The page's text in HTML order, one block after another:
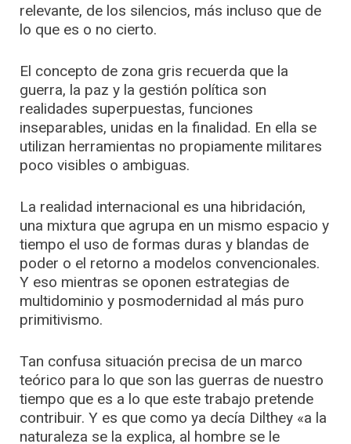
relevante, de los silencios, más incluso que de
lo que es o no cierto.
El concepto de zona gris recuerda que la
guerra, la paz y la gestión política son
realidades superpuestas, funciones
inseparables, unidas en la finalidad. En ella se
utilizan herramientas no propiamente militares
poco visibles o ambiguas.
La realidad internacional es una hibridación,
una mixtura que agrupa en un mismo espacio y
tiempo el uso de formas duras y blandas de
poder o el retorno a modelos convencionales.
Y eso mientras se oponen estrategias de
multidominio y posmodernidad al más puro
primitivismo.
Tan confusa situación precisa de un marco
teórico para lo que son las guerras de nuestro
tiempo que es a lo que este trabajo pretende
contribuir. Y es que como ya decía Dilthey «a la
naturaleza se la explica, al hombre se le